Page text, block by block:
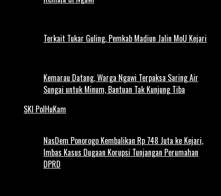
Terkait Tukar Guling, Pemkab Madiun Jalin MoU Kejari
Kemarau Datang, Warga Ngawi Terpaksa Saring Air
Sungai untuk Minum, Bantuan Tak Kunjung Tiba
SKI PolHuKam
NasDem Ponorogo Kembalikan Rp 748 Juta ke Kejari,
Imbas Kasus Dugaan Korupsi Tunjangan Perumahan
DPRD